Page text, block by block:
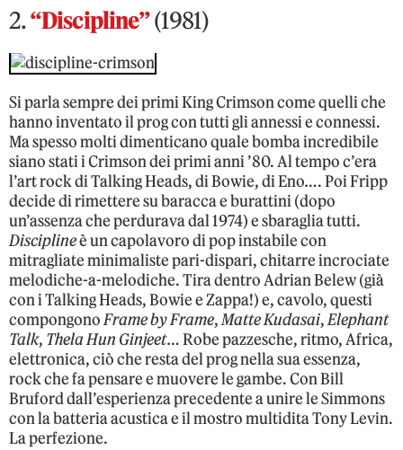
2.“Discipline”(1981)
Si parla sempre dei primi King Crimson come quelli che
hanno inventato il prog con tutti gli annessi e connessi.
Ma spesso molti dimenticano quale bomba incredibile
siano stati i Crimson dei primi anni ’80. Al tempo c’era
l’art rock di Talking Heads, di Bowie, di Eno…. Poi Fripp
decide di rimettere su baracca e burattini (dopo
un’assenza che perdurava dal 1974) e sbaraglia tutti.
Disciplineè un capolavoro di pop instabile con
mitragliate minimaliste pari-dispari, chitarre incrociate
melodiche-a-melodiche. Tira dentro Adrian Belew (già
con i Talking Heads, Bowie e Zappa!) e, cavolo, questi
compongonoFrame by Frame,Matte Kudasai,Elephant
Talk, Thela Hun Ginjeet… Robe pazzesche, ritmo, Africa,
elettronica, ciò che resta del prog nella sua essenza,
rock che fa pensare e muovere le gambe. Con Bill
Bruford dall’esperienza precedente a unire le Simmons
con la batteria acustica e il mostro multidita Tony Levin.
La perfezione.